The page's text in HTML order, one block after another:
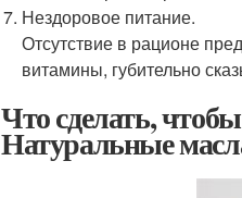
Нездоровое питание.
Отсутствие в рационе
витамины, губительно
Что сделать,
Натуральные